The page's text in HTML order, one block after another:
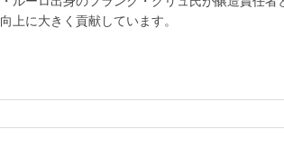
上に大きく貢献しています。